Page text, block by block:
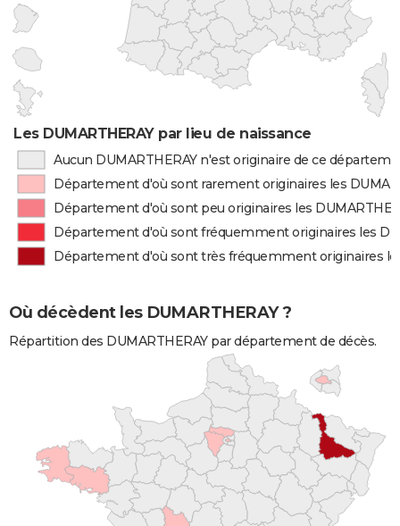
Les DUMARTHERAY par lieu de naissance
Aucun DUMARTHERAY n'est originaire de ce
Département d'où sont rarement originaires les
Département d'où sont peu originaires les
Département d'où sont fréquemment originaires les
Département d'où sont très fréquemment originaires
Où décèdent les DUMARTHERAY ?
Répartition des DUMARTHERAY par département de décès.